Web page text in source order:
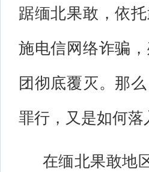
踞缅北果敢，依
施电信网络诈骗
团彻底覆灭。那
罪行，又是如何
在缅北果敢地